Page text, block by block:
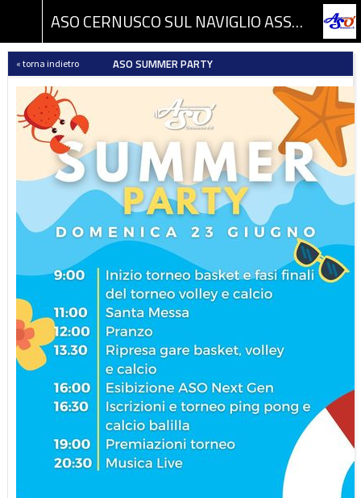
ASO CERNUSCO SUL NAVIGLIO ASSOCIAZIONE SPORTIVA DILETTANTISTICA
« torna indietro ASO SUMMER PARTY